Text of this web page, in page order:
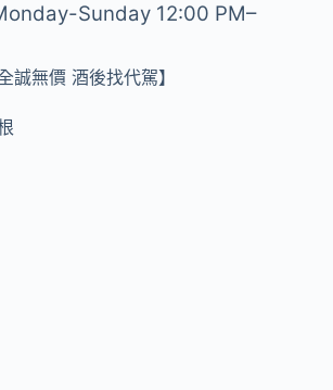
Sunday 12:00 PM–
誠無價 酒後找代駕】